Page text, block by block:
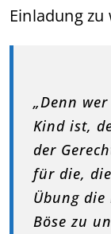
Einladung zu
„Denn
Kind ist,
der
für die,
Übung
Böse zu